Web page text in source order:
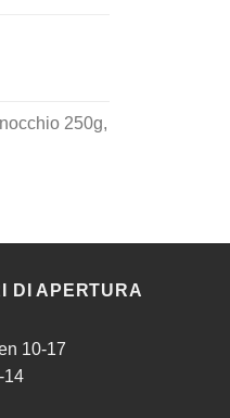
250g,
DI APERTURA
10-17
14